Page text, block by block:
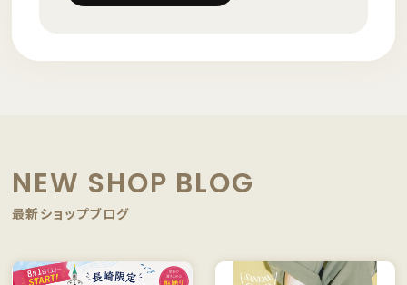
NEW SHOP BLOG
最新ショップブログ